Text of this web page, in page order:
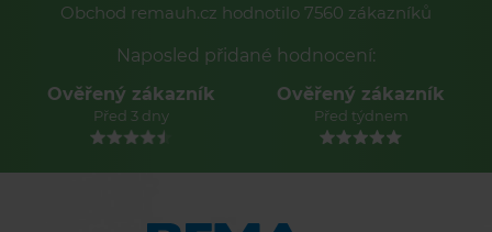
Obchod remauh.cz hodnotilo 7560 zákazníků
Naposled přidané hodnocení:
Ověřený zákazník
Před 3 dny
Ověřený zákazník
Před týdnem